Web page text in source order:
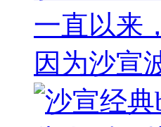
一直以来
因为沙宣